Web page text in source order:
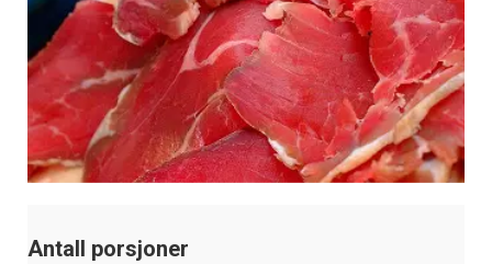
Antall porsjoner